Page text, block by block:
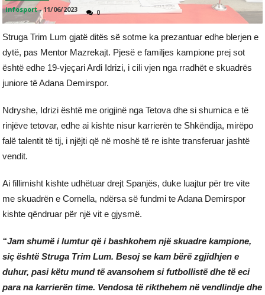
infosport -11/06/2023 0
Struga Trim Lum gjatë ditës së sotme ka prezantuar edhe blerjen e
dytë, pas Mentor Mazrekajt. Pjesë e familjes kampione prej sot
është edhe 19-vjeçari Ardi Idrizi, i cili vjen nga rradhët e skuadrës
juniore të Adana Demirspor.
Ndryshe, Idrizi është me origjinë nga Tetova dhe si shumica e të
rinjëve tetovar, edhe ai kishte nisur karrierën te Shkëndija, mirëpo
falë talentit të tij, i njëjti që në moshë të re ishte transferuar jashtë
vendit.
Ai fillimisht kishte udhëtuar drejt Spanjës, duke luajtur për tre vite
me skuadrën e Cornella, ndërsa së fundmi te Adana Demirspor
kishte qëndruar për një vit e gjysmë.
“Jam shumë i lumtur që i bashkohem një skuadre kampione,
siç është Struga Trim Lum. Besoj se kam bërë zgjidhjen e
duhur, pasi këtu mund të avansohem si futbollistë dhe të eci
para na karrierën time. Vendosa të rikthehem në vendlindje dhe